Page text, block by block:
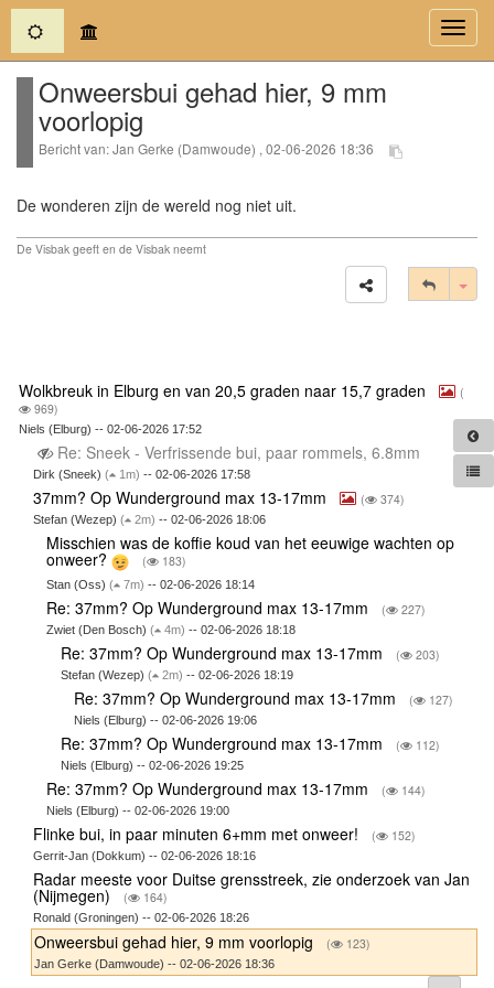
(current)
Onweersbui gehad hier, 9 mm
voorlopig
Bericht van: Jan Gerke (Damwoude) , 02-06-2026 18:36
De wonderen zijn de wereld nog niet uit.
De Visbak geeft en de Visbak neemt
Wolkbreuk in Elburg en van 20,5 graden naar 15,7 graden
(
969)
Niels (Elburg) -- 02-06-2026 17:52
Re: Sneek - Verfrissende bui, paar rommels, 6.8mm
Dirk (Sneek) ( 1m) -- 02-06-2026 17:58
37mm? Op Wunderground max 13-17mm ( 374)
Stefan (Wezep) ( 2m) -- 02-06-2026 18:06
Misschien was de koffie koud van het eeuwige wachten op
onweer? ( 183)
Stan (Oss)( 7m) -- 02-06-2026 18:14
Re: 37mm? Op Wunderground max 13-17mm ( 227)
Zwiet (Den Bosch)( 4m) -- 02-06-2026 18:18
Re: 37mm? Op Wunderground max 13-17mm ( 203)
Stefan (Wezep) ( 2m) -- 02-06-2026 18:19
Re: 37mm? Op Wunderground max 13-17mm ( 127)
Niels (Elburg) -- 02-06-2026 19:06
Re: 37mm? Op Wunderground max 13-17mm ( 112)
Niels (Elburg) -- 02-06-2026 19:25
Re: 37mm? Op Wunderground max 13-17mm ( 144)
Niels (Elburg) -- 02-06-2026 19:00
Flinke bui, in paar minuten 6+mm met onweer! ( 152)
Gerrit-Jan (Dokkum) -- 02-06-2026 18:16
Radar meeste voor Duitse grensstreek, zie onderzoek van Jan
(Nijmegen) ( 164)
Ronald (Groningen) -- 02-06-2026 18:26
Onweersbui gehad hier, 9 mm voorlopig ( 123)
Jan Gerke (Damwoude) -- 02-06-2026 18:36